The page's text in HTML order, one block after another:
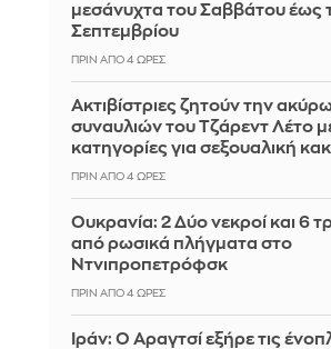
μεσάνυχτα του Σαββάτου έως
Σεπτεμβρίου
ΠΡΙΝ ΑΠΌ 4 ΏΡΕΣ
Ακτιβίστριες ζητούν την
συναυλιών του Τζάρεντ Λέτο
κατηγορίες για σεξουαλική
ΠΡΙΝ ΑΠΌ 4 ΏΡΕΣ
Ουκρανία: 2 Δύο νεκροί και 6
από ρωσικά πλήγματα στο
Ντνιπροπετρόφσκ
ΠΡΙΝ ΑΠΌ 4 ΏΡΕΣ
Ιράν: Ο Αραγτσί εξήρε τις